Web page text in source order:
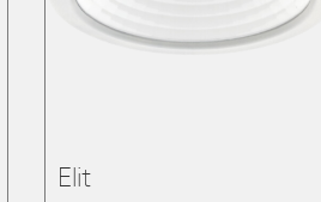
Elit